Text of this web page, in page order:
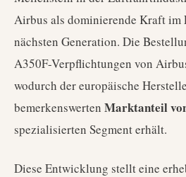
Airbus als dominierende Kraft im
nächsten Generation. Die
A350F-Verpflichtungen von
wodurch der europäische
bemerkenswerten Marktanteil
spezialisierten Segment erhält.
Diese Entwicklung stellt eine